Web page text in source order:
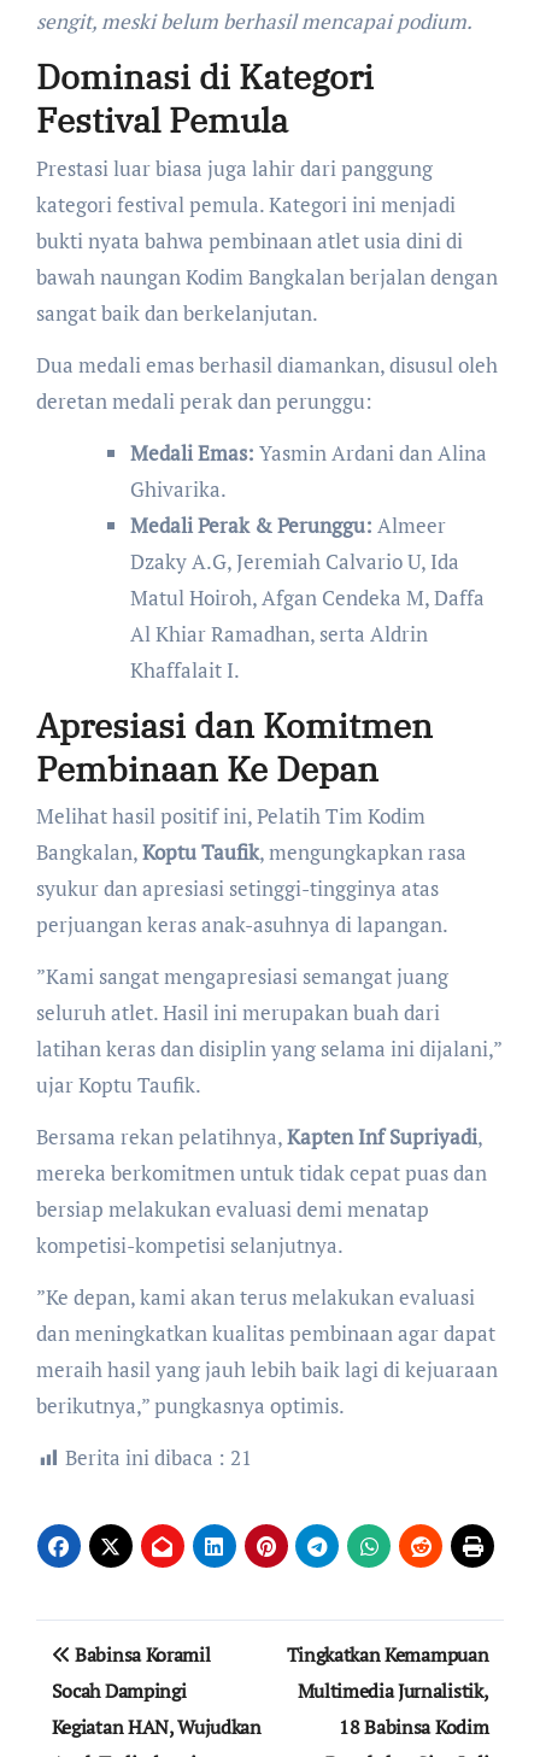
sengit, meski belum berhasil mencapai podium.
Dominasi di Kategori
Festival Pemula
​Prestasi luar biasa juga lahir dari panggung
kategori festival pemula. Kategori ini menjadi
bukti nyata bahwa pembinaan atlet usia dini di
bawah naungan Kodim Bangkalan berjalan dengan
sangat baik dan berkelanjutan.
​Dua medali emas berhasil diamankan, disusul oleh
deretan medali perak dan perunggu:
Medali Emas: Yasmin Ardani dan Alina
Ghivarika.
Medali Perak & Perunggu: Almeer
Dzaky A.G, Jeremiah Calvario U, Ida
Matul Hoiroh, Afgan Cendeka M, Daffa
Al Khiar Ramadhan, serta Aldrin
Khaffalait I.
Apresiasi dan Komitmen
Pembinaan Ke Depan
​Melihat hasil positif ini, Pelatih Tim Kodim
Bangkalan,Koptu Taufik, mengungkapkan rasa
syukur dan apresiasi setinggi-tingginya atas
perjuangan keras anak-asuhnya di lapangan.
​”Kami sangat mengapresiasi semangat juang
seluruh atlet. Hasil ini merupakan buah dari
latihan keras dan disiplin yang selama ini dijalani,”
ujar Koptu Taufik.
​Bersama rekan pelatihnya,Kapten Inf Supriyadi,
mereka berkomitmen untuk tidak cepat puas dan
bersiap melakukan evaluasi demi menatap
kompetisi-kompetisi selanjutnya.
​”Ke depan, kami akan terus melakukan evaluasi
dan meningkatkan kualitas pembinaan agar dapat
meraih hasil yang jauh lebih baik lagi di kejuaraan
berikutnya,” pungkasnya optimis.
Berita ini dibaca : 21
Navigasi
pos
Babinsa Koramil
Socah Dampingi
Kegiatan HAN, Wujudkan
Tingkatkan Kemampuan
Multimedia Jurnalistik,
18 Babinsa Kodim